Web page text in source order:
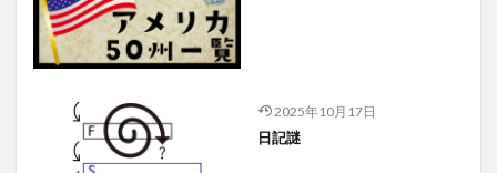
2025年10月17日
日記謎